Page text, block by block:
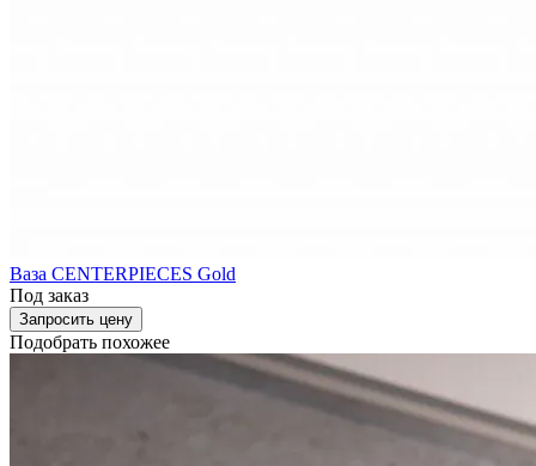
Ваза CENTERPIECES Gold
Под заказ
Запросить цену
Подобрать похожее